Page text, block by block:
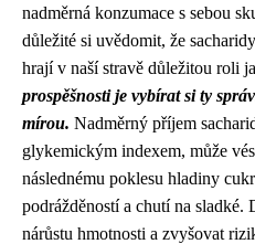
nadměrná konzumace s sebou
důležité si uvědomit, že
hrají v naší stravě důležitou roli
prospěšnosti je vybírat si ty
mírou. Nadměrný příjem
glykemickým indexem, může
následnému poklesu hladiny
podrážděností a chutí na
nárůstu hmotnosti a zvyšovat